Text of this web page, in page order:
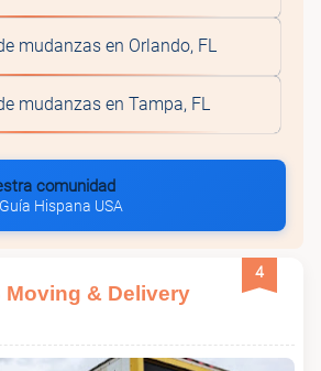
mudanzas en Orlando, FL
mudanzas en Tampa, FL
comunidad
Hispana USA
4
Moving & Delivery